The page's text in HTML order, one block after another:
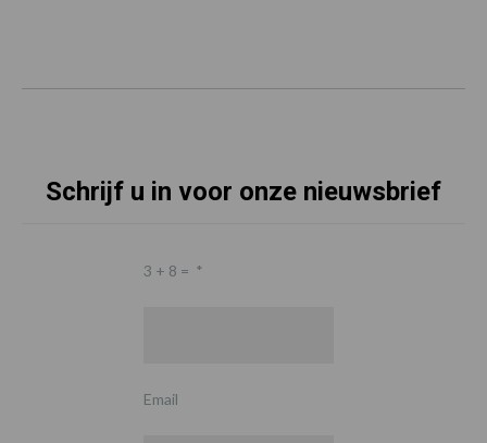
Schrijf u in voor onze nieuwsbrief
3 + 8 = *
Email